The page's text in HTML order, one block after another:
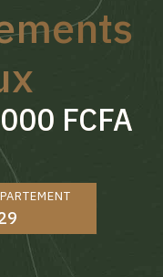
FCFA